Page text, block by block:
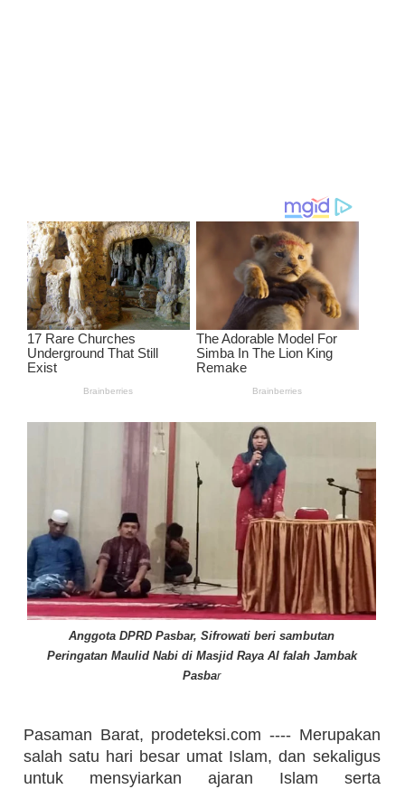
Anggota DPRD Pasbar, Sifrowati beri sambutan
Peringatan Maulid Nabi di Masjid Raya Al falah Jambak
Pasbar
Pasaman Barat, prodeteksi.com ---- Merupakan
salah satu hari besar umat Islam, dan sekaligus
untuk mensyiarkan ajaran Islam serta